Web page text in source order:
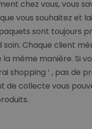
chez vous, vous
vous souhaitez et
sont toujours
soin. Chaque client
la même manière. Si
shopping ‘ , pas de
de collecte vous